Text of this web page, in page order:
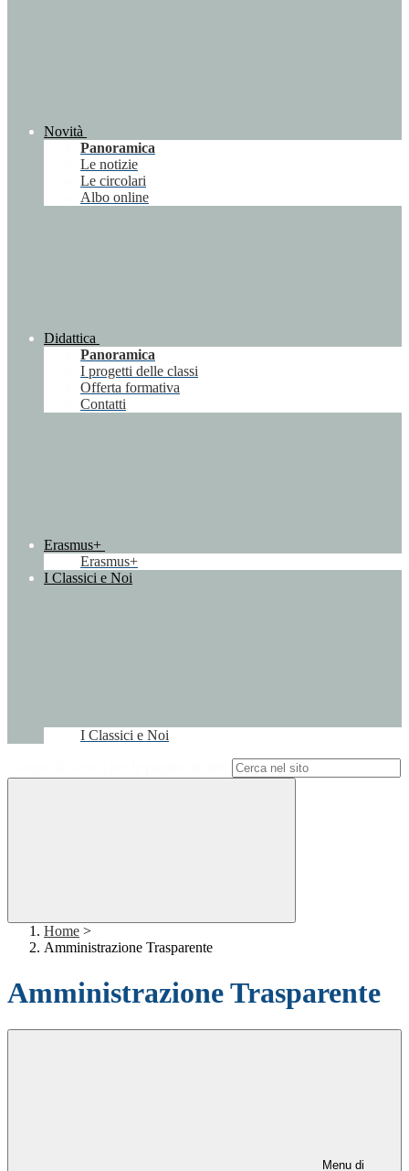
Novità
Panoramica
Le notizie
Le circolari
Albo online
Didattica
Panoramica
I progetti delle classi
Offerta formativa
Contatti
Erasmus+
Erasmus+
I Classici e Noi
I Classici e Noi
Home >
Amministrazione Trasparente
Amministrazione Trasparente
Menu di